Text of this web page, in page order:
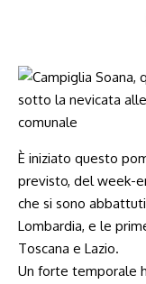
È iniziato questo
previsto, del week-
che si sono
Lombardia, e le
Toscana e Lazio.
Un forte temporale